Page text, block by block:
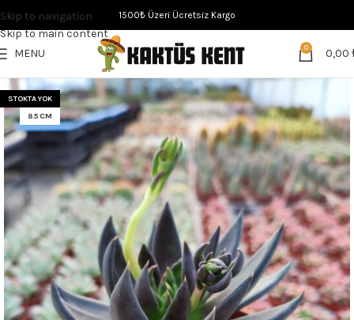
Skip to navigation
Skip to main content
1500₺ Üzeri Ücretsiz Kargo
MENU 0 0,00
STOKTA YOK
8.5 CM